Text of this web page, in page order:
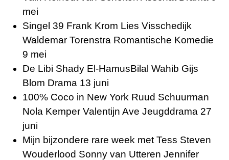
mei
Singel 39 Frank Krom Lies Visschedijk
Waldemar Torenstra Romantische Komedie
9 mei
De Libi Shady El-HamusBilal Wahib Gijs
Blom Drama 13 juni
100% Coco in New York Ruud Schuurman
Nola Kemper Valentijn Ave Jeugddrama 27
juni
Mijn bijzondere rare week met Tess Steven
Wouderlood Sonny van Utteren Jennifer